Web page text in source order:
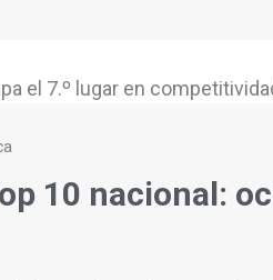
10 nacional: